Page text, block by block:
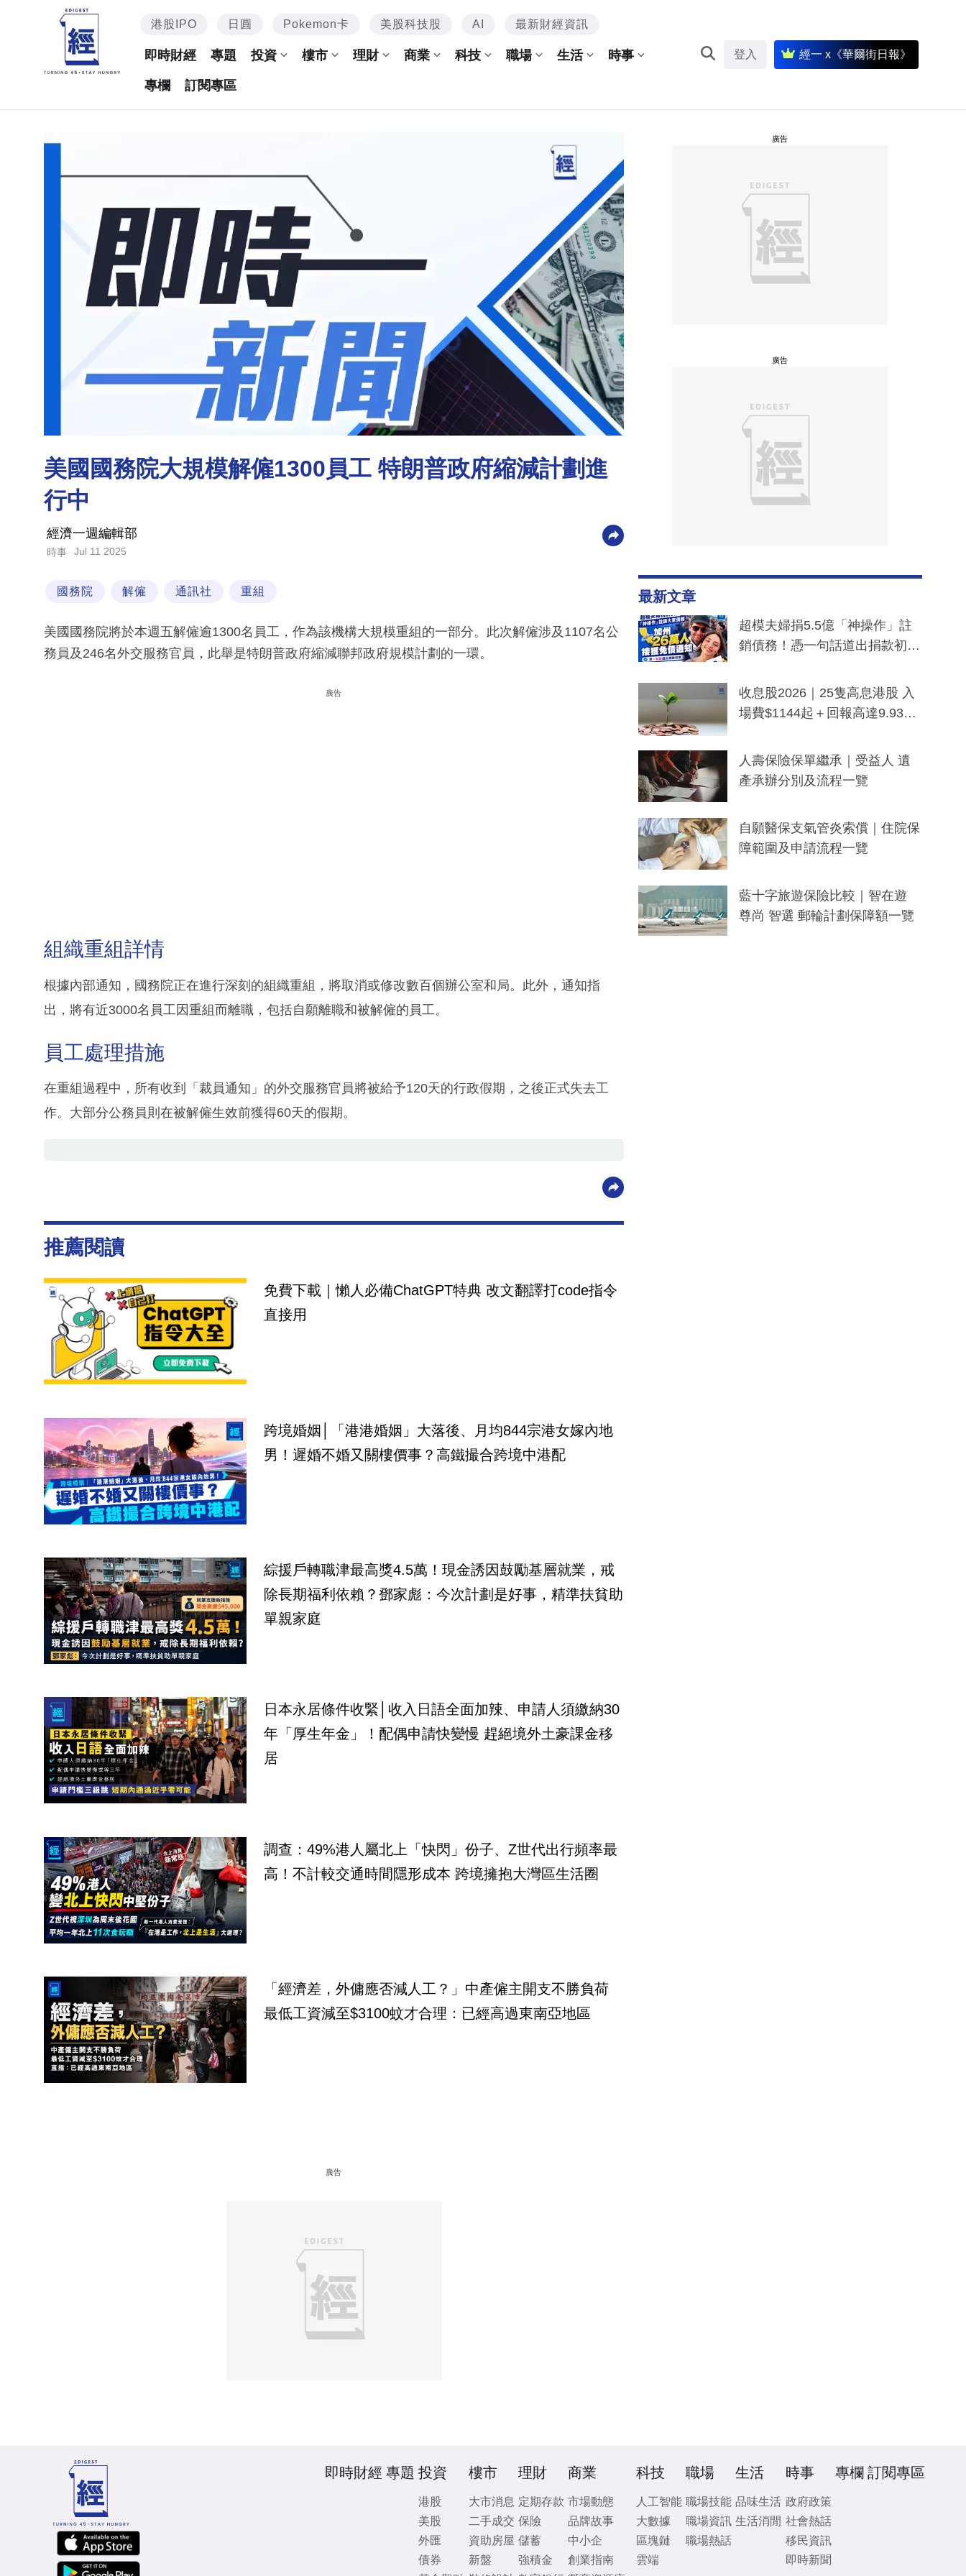
港股IPO 日圓 Pokemon卡 美股科技股 AI 最新財經資訊
即時財經 專題 投資 樓市 理財 商業 科技 職場 生活 時事
專欄 訂閱專區
登入 經一 x《華爾街日報》
美國國務院大規模解僱1300員工 特朗普政府縮減計劃進
行中
經濟一週編輯部
時事 Jul 11 2025
國務院 解僱 通訊社 重組
美國國務院將於本週五解僱逾1300名員工，作為該機構大規模重組的一部分。此次解僱涉及1107名公
務員及246名外交服務官員，此舉是特朗普政府縮減聯邦政府規模計劃的一環。
廣告
組織重組詳情
根據內部通知，國務院正在進行深刻的組織重組，將取消或修改數百個辦公室和局。此外，通知指
出，將有近3000名員工因重組而離職，包括自願離職和被解僱的員工。
員工處理措施
在重組過程中，所有收到「裁員通知」的外交服務官員將被給予120天的行政假期，之後正式失去工
作。大部分公務員則在被解僱生效前獲得60天的假期。
推薦閱讀
免費下載｜懶人必備ChatGPT特典 改文翻譯打code指令
直接用
跨境婚姻│「港港婚姻」大落後、月均844宗港女嫁內地
男！遲婚不婚又關樓價事？高鐵撮合跨境中港配
綜援戶轉職津最高獎4.5萬！現金誘因鼓勵基層就業，戒
除長期福利依賴？鄧家彪：今次計劃是好事，精準扶貧助
單親家庭
日本永居條件收緊│收入日語全面加辣、申請人須繳納30
年「厚生年金」！配偶申請快變慢 趕絕境外土豪課金移
居
調查：49%港人屬北上「快閃」份子、Z世代出行頻率最
高！不計較交通時間隱形成本 跨境擁抱大灣區生活圈
「經濟差，外傭應否減人工？」中產僱主開支不勝負荷
最低工資減至$3100蚊才合理：已經高過東南亞地區
廣告
廣告
廣告
最新文章
超模夫婦捐5.5億「神操作」註
銷債務！憑一句話道出捐款初
一度被誤當詐騙手段
收息股2026｜25隻高息港股 入
場費$1144起＋回報高達9.93
人壽保險保單繼承｜受益人 遺
產承辦分別及流程一覽
自願醫保支氣管炎索償｜住院保
障範圍及申請流程一覽
藍十字旅遊保險比較｜智在遊
尊尚 智選 郵輪計劃保障額一覽
即時財經 專題 投資
港股
美股
外匯
債券
樓市
大市消息
二手成交
資助房屋
新盤
理財
定期存款
保險
儲蓄
強積金
商業
市場動態
品牌故事
中小企
創業指南
科技
人工智能
大數據
區塊鏈
雲端
職場
職場技能
職場資訊
職場熱話
生活
品味生活
生活消閒
時事
政府政策
社會熱話
移民資訊
即時新聞
專欄 訂閱專區